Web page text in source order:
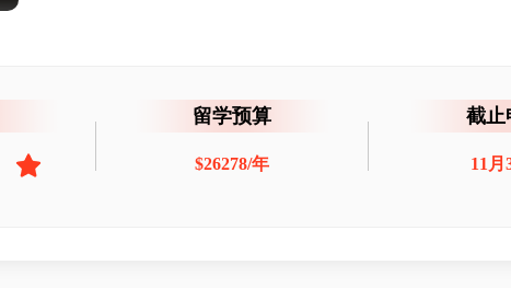
留学预算
$26278/年
截止
11月